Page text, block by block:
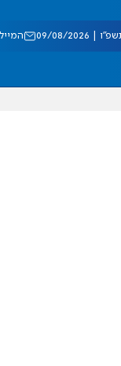
08/2026